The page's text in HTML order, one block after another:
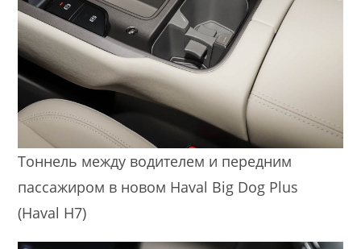
Тоннель между водителем и передним
пассажиром в новом Haval Big Dog Plus
(Haval H7)